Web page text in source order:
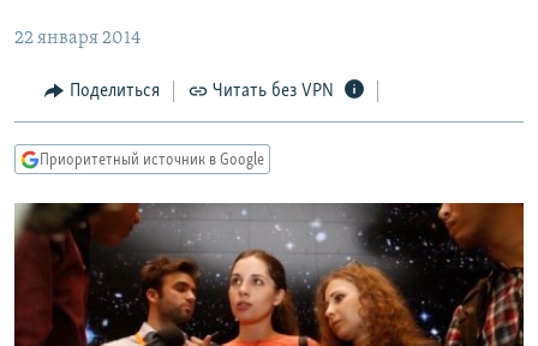
Вернутся
Вернутся
поиску
МНЕНИЯ
КУЛЬТУРА
КАВКАЗ.РЕАЛИИ
СЕВЕР.РЕАЛИИ
СИБИРЬ.РЕАЛИИ
РАСПИСАНИЕ ВЕЩАНИЯ
22 января 2014
Поделиться Читать без VPN
Приоритетный источник в Google